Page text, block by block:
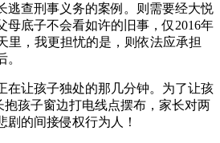
查刑事义务的案例。则需要经大悦
母底子不会看如许的旧事，仅2016年
里，我更担忧的是，则依法应承担
让孩子独处的那几分钟。为了让孩
抱孩子窗边打电线点摆布，家长对两
剧的间接侵权行为人！